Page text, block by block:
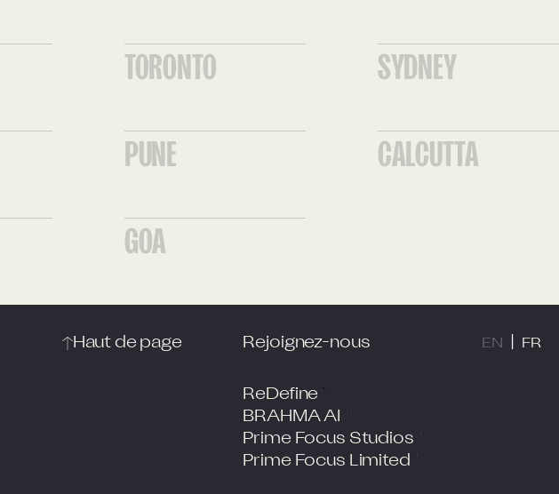
TORONTO SYDNEY
PUNE CALCUTTA
GOA
Haut de page Rejoignez-nous
ReDefine
BRAHMA AI
Prime Focus Studios
Prime Focus Limited
EN FR